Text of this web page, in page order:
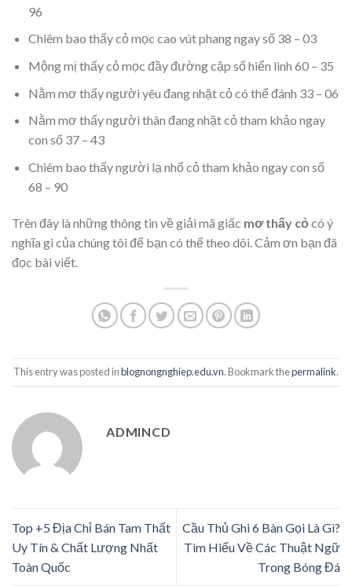
96
Chiêm bao thấy cỏ mọc cao vút phang ngay số 38 – 03
Mộng mị thấy cỏ mọc đầy đường cặp số hiển linh 60 – 35
Nằm mơ thấy người yêu đang nhặt cỏ có thể đánh 33 – 06
Nằm mơ thấy người thân đang nhặt cỏ tham khảo ngay
con số 37 – 43
Chiêm bao thấy người lạ nhổ cỏ tham khảo ngay con số
68 – 90
Trên đây là những thông tin về giải mã giấc mơ thấy cỏ có ý
nghĩa gì của chúng tôi để bạn có thể theo dõi. Cảm ơn bạn đã
đọc bài viết.
This entry was posted inblognongnghiep.edu.vn. Bookmark thepermalink.
ADMINCD
Top +5 Địa Chỉ Bán Tam Thất
Uy Tín & Chất Lượng Nhất
Toàn Quốc
Cầu Thủ Ghi 6 Bàn Gọi Là Gì?
Tìm Hiểu Về Các Thuật Ngữ
Trong Bóng Đá